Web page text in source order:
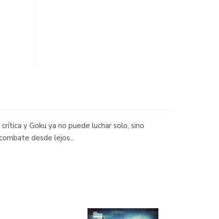
y Goku ya no puede luchar solo, sino
desde lejos...